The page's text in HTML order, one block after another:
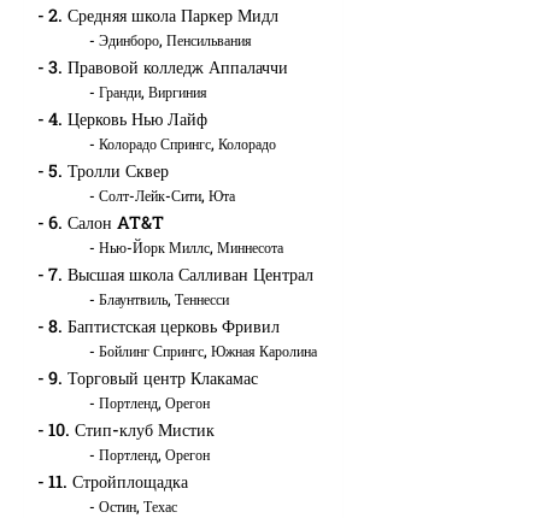
2. Средняя школа Паркер Мидл
Эдинборо, Пенсильвания
3. Правовой колледж Аппалаччи
Гранди, Виргиния
4. Церковь Нью Лайф
Колорадо Спрингс, Колорадо
5. Тролли Сквер
Солт-Лейк-Сити, Юта
6. Салон AT&T
Нью-Йорк Миллс, Миннесота
7. Высшая школа Салливан Централ
Блаунтвиль, Теннесси
8. Баптистская церковь Фривил
Бойлинг Спрингс, Южная Каролина
9. Торговый центр Клакамас
Портленд, Орегон
10. Стип-клуб Мистик
Портленд, Орегон
11. Стройплощадка
Остин, Техас